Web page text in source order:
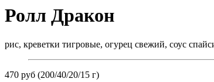
Ролл Дракон
рис, креветки тигровые, огурец свежий, соус
470 руб (200/40/20/15 г)